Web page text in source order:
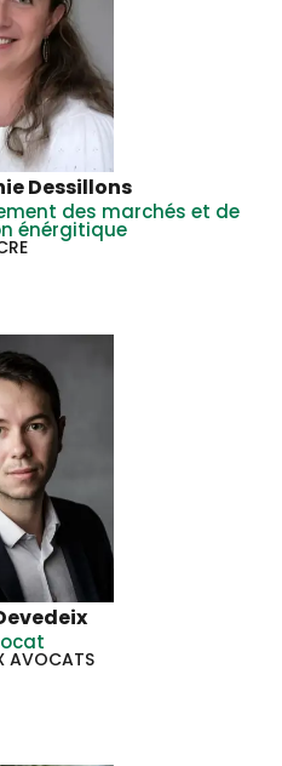
Dessillons
des marchés et de
énérgitique
AVOCATS